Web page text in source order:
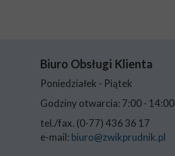
Biuro Obsługi Klienta
Poniedziałek - Piątek
Godziny otwarcia: 7:00 - 14:00
tel./fax. (0-77) 436 36 17
e-mail: biuro@zwikprudnik.pl